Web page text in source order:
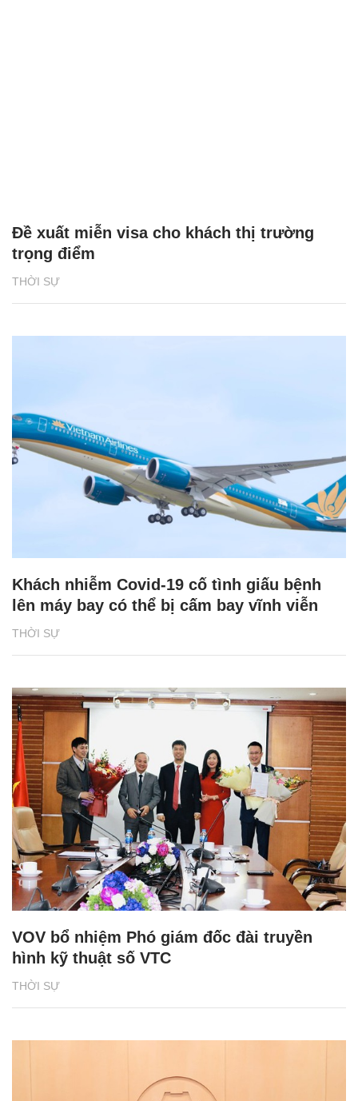
THỜI SỰ
Đề xuất miễn visa cho khách thị trường
trọng điểm
THỜI SỰ
Khách nhiễm Covid-19 cố tình giấu bệnh
lên máy bay có thể bị cấm bay vĩnh viễn
THỜI SỰ
VOV bổ nhiệm Phó giám đốc đài truyền
hình kỹ thuật số VTC